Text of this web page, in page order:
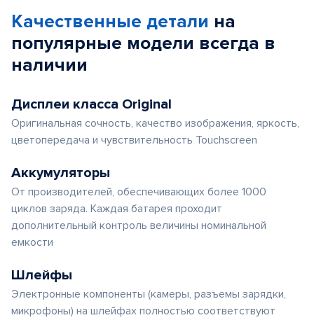
Качественные детали на
популярные модели всегда в
наличии
Дисплеи класса Original
Оригинальная сочность, качество изображения, яркость,
цветопередача и чувствительность Touchscreen
Аккумуляторы
От производителей, обеспечивающих более 1000
циклов заряда. Каждая батарея проходит
дополнительный контроль величины номинальной
емкости
Шлейфы
Электронные компоненты (камеры, разъемы зарядки,
микрофоны) на шлейфах полностью соответствуют